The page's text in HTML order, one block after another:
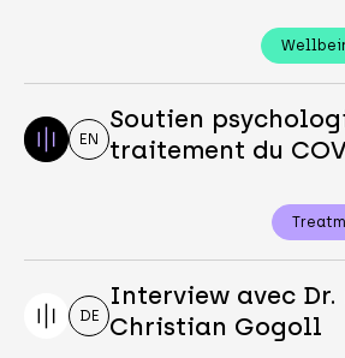
EN
Soutien
traitement du
DE
Interview avec Dr.
Christian Gogoll